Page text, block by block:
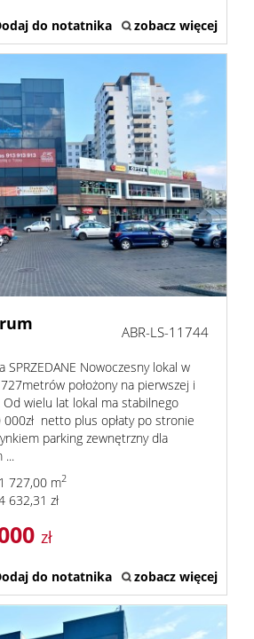
Z linią
Domy
Dzialki
Lokale
do notatnika zobacz więcej
ABR-LS-11744
SPRZEDANE Nowoczesny lokal w
położony na pierwszej i
wielu lat lokal ma stabilnego
000zł netto plus opłaty po stronie
parking zewnętrzny dla
...
1 727,00 m2
632,31 zł
zł
do notatnika zobacz więcej